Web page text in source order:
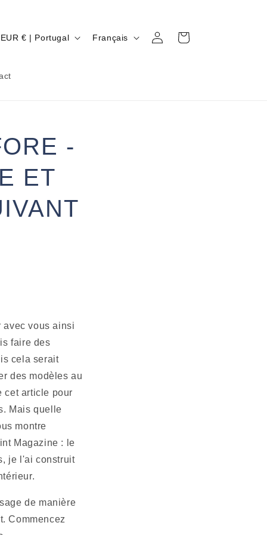
EUR € | Portugal
LFrançais ConnexionPanier
-
ET
avec vous ainsi
faire des
cela serait
des modèles au
cet article pour
Mais quelle
montre
Magazine : le
je l'ai construit
de manière
Commencez